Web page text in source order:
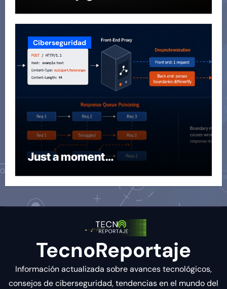
Ciberseguridad
Just a moment…
TecnoReportaje
Información actualizada sobre avances tecnológicos,
consejos de ciberseguridad, tendencias en el mundo del